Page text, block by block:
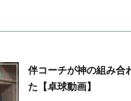
伴コーチが神の組み合
た【卓球動画】